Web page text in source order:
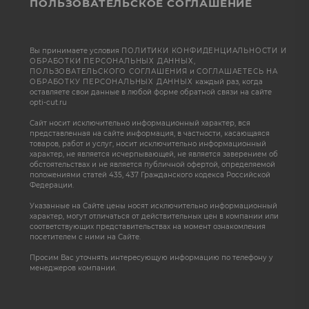
ПОЛЬЗОВАТЕЛЬСКОЕ СОГЛАШЕНИЕ
Вы принимаете условия ПОЛИТИКИ КОНФИДЕНЦИАЛЬНОСТИ И
ОБРАБОТКИ ПЕРСОНАЛЬНЫХ ДАННЫХ,
ПОЛЬЗОВАТЕЛЬСКОГО СОГЛАШЕНИЯ и СОГЛАШАЕТЕСЬ НА
ОБРАБОТКУ ПЕРСОНАЛЬНЫХ ДАННЫХ каждый раз, когда
оставляете свои данные в любой форме обратной связи на сайте
opti-cut.ru
Сайт носит исключительно информационный характер, вся
представленная на сайте информация, в частности, касающаяся
товаров, работ и услуг, носит исключительно информационный
характер, не является исчерпывающей, не является заверением об
обстоятельствах и не является публичной офертой, определяемой
положениями статей 435, 437 Гражданского кодекса Российской
Федерации.
Указанные на Сайте цены носят исключительно информационный
характер, могут отличаться от действительных цен в компании или
соответствующих представительствах на момент ознакомления
посетителем с ними на Сайте.
Просим Вас уточнять интересующую информацию по телефону у
менеджеров компании.